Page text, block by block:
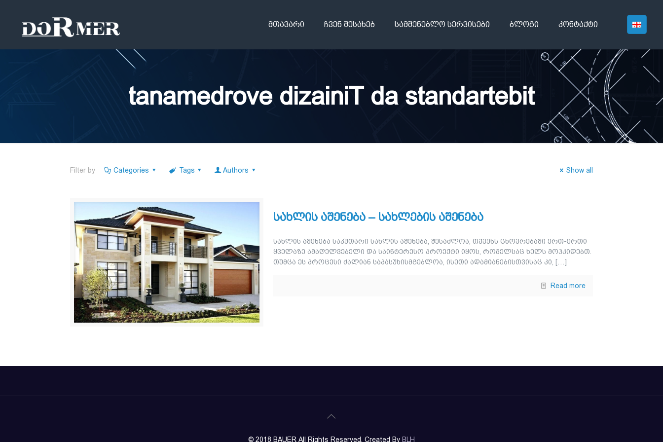
მთავარი ჩვენ შესახებ სამშენებლო სერვისები ბლოგი კონტაქტი
tanamedrove dizainiT da standartebit
Filter by Categories Tags Authors Show all
სახლის აშენება – სახლების აშენება
სახლის აშენება საკუთარი სახლის აშენება, შესაძლოა, თქვენს ცხოვრებაში ერთ-ერთი
ყველაზე ამაღელვებელი და საინტერესო პროექტი იყოს, რომელსაც ხელს მოჰკიდებთ.
თუმცა ეს პროცესი ძალიან საპასუხისმგებლოა, ისეთი ადამიანებისთვისაც კი,
[…]
Read more
© 2018 BAUER All Rights Reserved. Created By BLH